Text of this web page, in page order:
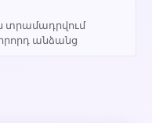
տրամադրվում
անձանց